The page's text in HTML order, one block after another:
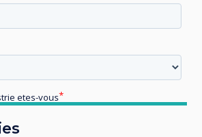
world,
etes-vous